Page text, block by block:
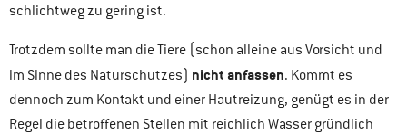
schlichtweg zu gering ist.
Trotzdem sollte man die Tiere (schon alleine aus Vorsicht und
im Sinne des Naturschutzes) nicht anfassen. Kommt es
dennoch zum Kontakt und einer Hautreizung, genügt es in der
Regel die betroffenen Stellen mit reichlich Wasser gründlich